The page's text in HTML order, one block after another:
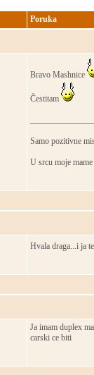
Poruka
Bravo Mashnice
Čestitam
Samo pozitivne
U srcu moje
Hvala draga...i ja
Ja imam duplex
carski ce biti